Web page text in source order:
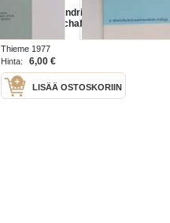
Mykologie Grundriss für
Naturwissenschaftler und
Thieme 1977
Hinta:
6,00 €
LISÄÄ OSTOSKORIIN